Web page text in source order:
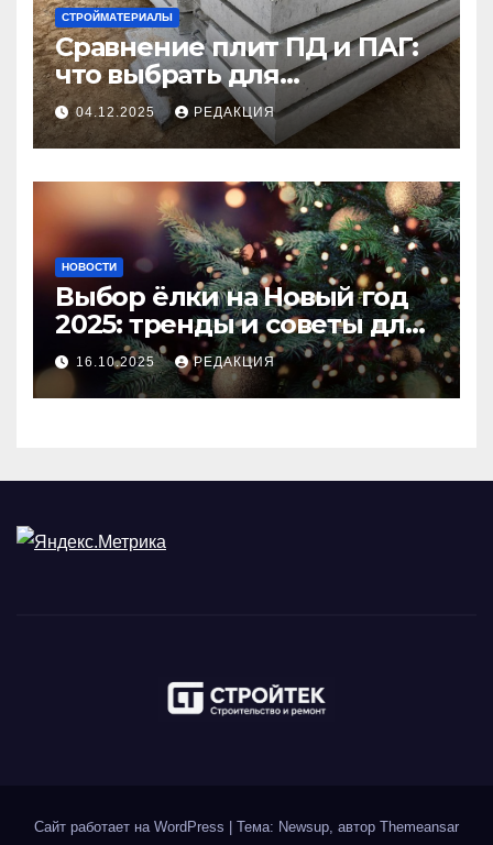
СТРОЙМАТЕРИАЛЫ
Сравнение плит ПД и ПАГ:
что выбрать для
долговечного и прочного
покрытия
04.12.2025 РЕДАКЦИЯ
НОВОСТИ
Выбор ёлки на Новый год
2025: тренды и советы для
идеального праздника
16.10.2025 РЕДАКЦИЯ
Сайт работает на WordPress Тема: Newsup, автор Themeansar